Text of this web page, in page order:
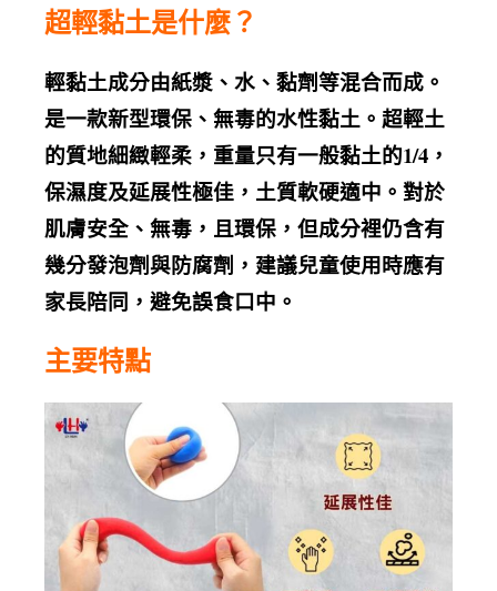
超輕黏土是什麼？
輕黏土成分由紙漿、水、黏劑等混合而成。
是一款新型環保、無毒的水性黏土。超輕土
的質地細緻輕柔，重量只有一般黏土的1/4，
保濕度及延展性極佳，土質軟硬適中。對於
肌膚安全、無毒，且環保，但成分裡仍含有
幾分發泡劑與防腐劑，建議兒童使用時應有
家長陪同，避免誤食口中。
主要特點